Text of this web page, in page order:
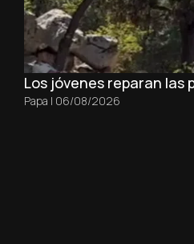
Los jóvenes reparan
Papa | 06/08/2026